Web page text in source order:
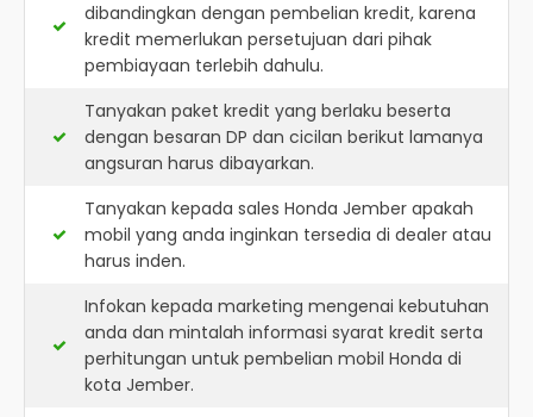
dibandingkan dengan pembelian kredit, karena
kredit memerlukan persetujuan dari pihak
pembiayaan terlebih dahulu.
Tanyakan paket kredit yang berlaku beserta
dengan besaran DP dan cicilan berikut lamanya
angsuran harus dibayarkan.
Tanyakan kepada sales Honda Jember apakah
mobil yang anda inginkan tersedia di dealer atau
harus inden.
Infokan kepada marketing mengenai kebutuhan
anda dan mintalah informasi syarat kredit serta
perhitungan untuk pembelian mobil Honda di
kota Jember.